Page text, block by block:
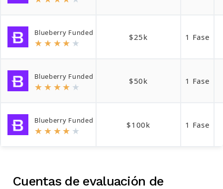
Blueberry Funded
★ ★ ★★ ★ $25k 1 Fase
Blueberry Funded
★ ★ ★★ ★ $50k 1 Fase
Blueberry Funded
★ ★ ★★ ★ $100k 1 Fase
Cuentas de evaluación de